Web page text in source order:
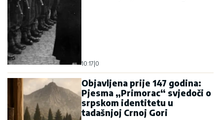
10:17|0
Objavljena prije 147 godina:
Pjesma „Primorac“ svjedoči o
srpskom identitetu u
tadašnjoj Crnoj Gori